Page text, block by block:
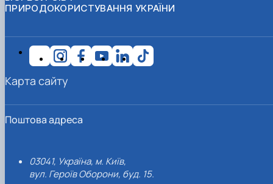
ПРИРОДОКОРИСТУВАННЯ УКРАЇНИ
Поштова адреса
03041, Україна, м. Київ,
вул. Героїв Оборони, буд. 15.
Карта сайту